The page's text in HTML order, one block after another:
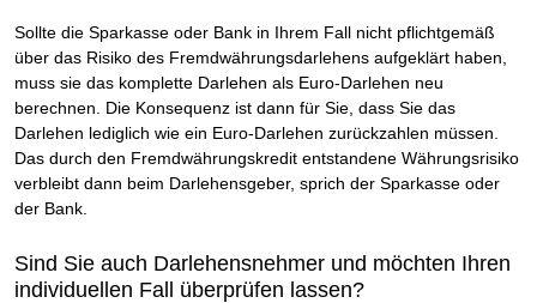
Sollte die Sparkasse oder Bank in Ihrem Fall nicht pflichtgemäß
über das Risiko des Fremdwährungsdarlehens aufgeklärt haben,
muss sie das komplette Darlehen als Euro-Darlehen neu
berechnen. Die Konsequenz ist dann für Sie, dass Sie das
Darlehen lediglich wie ein Euro-Darlehen zurückzahlen müssen.
Das durch den Fremdwährungskredit entstandene Währungsrisiko
verbleibt dann beim Darlehensgeber, sprich der Sparkasse oder
der Bank.
Sind Sie auch Darlehensnehmer und möchten Ihren
individuellen Fall überprüfen lassen?